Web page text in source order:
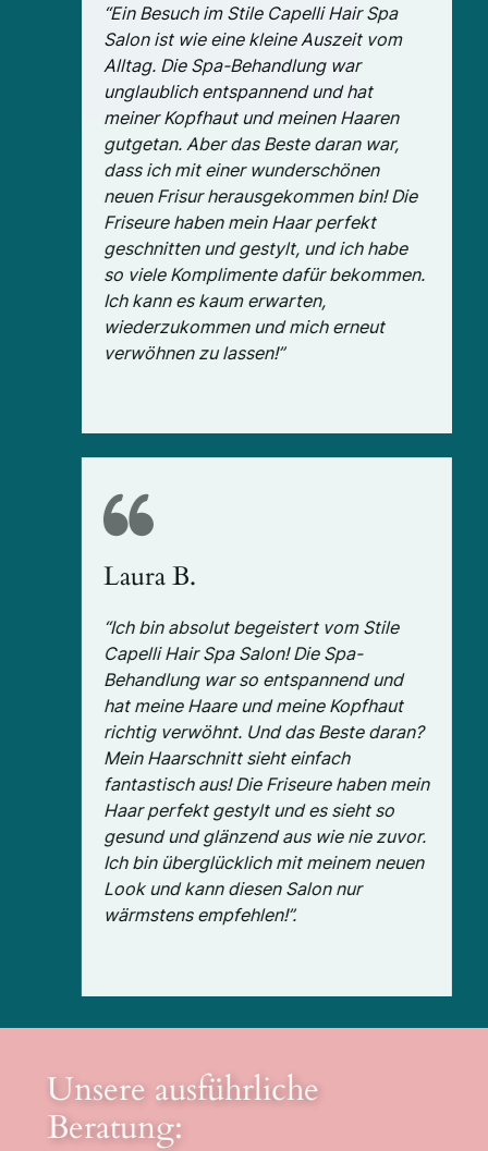
“Ein Besuch im Stile Capelli Hair Spa
Salon ist wie eine kleine Auszeit vom
Alltag. Die Spa-Behandlung war
unglaublich entspannend und hat
meiner Kopfhaut und meinen Haaren
gutgetan. Aber das Beste daran war,
dass ich mit einer wunderschönen
neuen Frisur herausgekommen bin! Die
Friseure haben mein Haar perfekt
geschnitten und gestylt, und ich habe
so viele Komplimente dafür bekommen.
Ich kann es kaum erwarten,
wiederzukommen und mich erneut
verwöhnen zu lassen!”
Laura B.
“Ich bin absolut begeistert vom Stile
Capelli Hair Spa Salon! Die Spa-
Behandlung war so entspannend und
hat meine Haare und meine Kopfhaut
richtig verwöhnt. Und das Beste daran?
Mein Haarschnitt sieht einfach
fantastisch aus! Die Friseure haben mein
Haar perfekt gestylt und es sieht so
gesund und glänzend aus wie nie zuvor.
Ich bin überglücklich mit meinem neuen
Look und kann diesen Salon nur
wärmstens empfehlen!”.
Unsere ausführliche
Beratung: